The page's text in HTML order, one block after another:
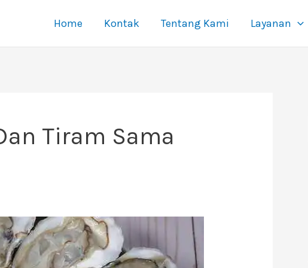
Home Kontak Tentang Kami Layanan
Tiram Sama